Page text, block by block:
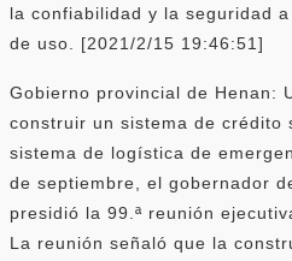
la confiabilidad y la seguridad
de uso. [2021/2/15 19:46:51]
Gobierno provincial de Henan:
construir un sistema de crédito
sistema de logística de
de septiembre, el gobernador
presidió la 99.ª reunión
La reunión señaló que la